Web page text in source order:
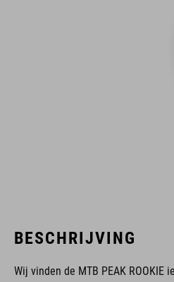
BESCHRIJVING
Wij vinden de MTB PEAK ROOKIE